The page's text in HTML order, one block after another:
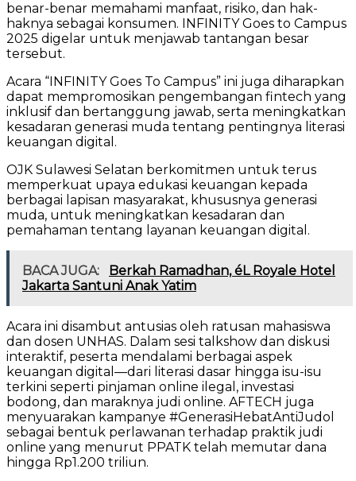
benar-benar memahami manfaat, risiko, dan hak-
haknya sebagai konsumen. INFINITY Goes to Campus
2025 digelar untuk menjawab tantangan besar
tersebut.
Acara “INFINITY Goes To Campus” ini juga diharapkan
dapat mempromosikan pengembangan fintech yang
inklusif dan bertanggung jawab, serta meningkatkan
kesadaran generasi muda tentang pentingnya literasi
keuangan digital.
OJK Sulawesi Selatan berkomitmen untuk terus
memperkuat upaya edukasi keuangan kepada
berbagai lapisan masyarakat, khususnya generasi
muda, untuk meningkatkan kesadaran dan
pemahaman tentang layanan keuangan digital.
BACA JUGA:
Berkah Ramadhan, éL Royale Hotel
Jakarta Santuni Anak Yatim
Acara ini disambut antusias oleh ratusan mahasiswa
dan dosen UNHAS. Dalam sesi talkshow dan diskusi
interaktif, peserta mendalami berbagai aspek
keuangan digital—dari literasi dasar hingga isu-isu
terkini seperti pinjaman online ilegal, investasi
bodong, dan maraknya judi online. AFTECH juga
menyuarakan kampanye #GenerasiHebatAntiJudol
sebagai bentuk perlawanan terhadap praktik judi
online yang menurut PPATK telah memutar dana
hingga Rp1.200 triliun.